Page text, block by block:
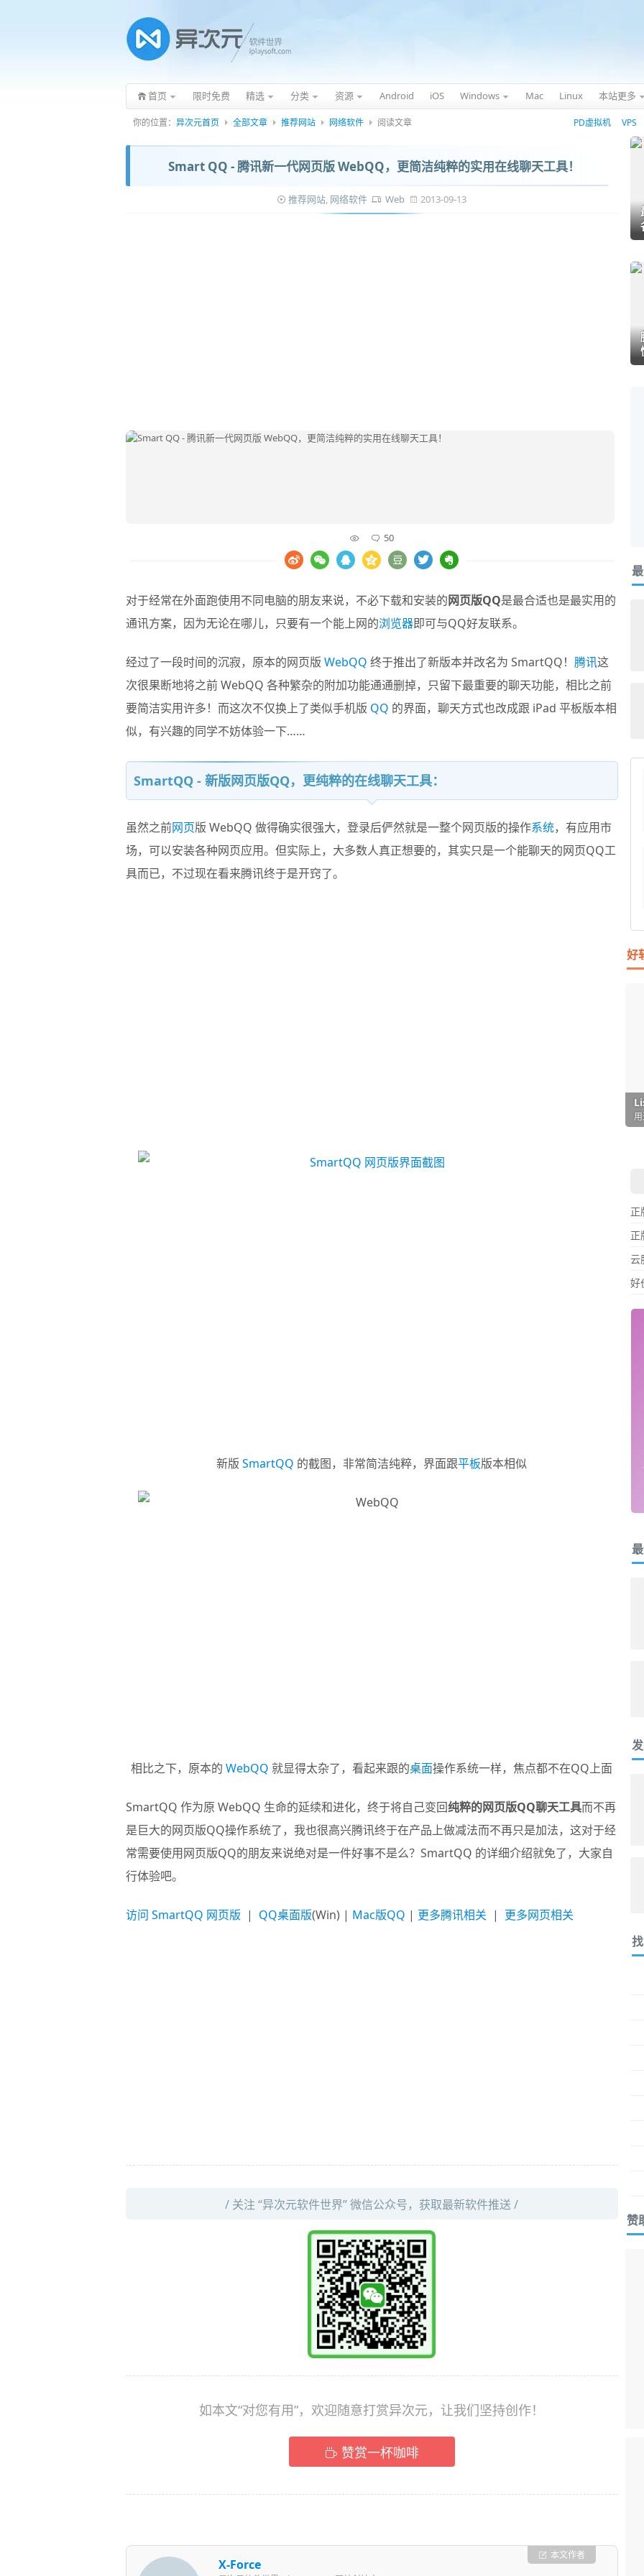
首页 限时免费 精选 分类 资源 Android iOS Windows Mac Linux 本站更多
你的位置： 异次元首页 全部文章 推荐网站 网络软件 阅读文章 PD虚拟机 VPS
Smart QQ - 腾讯新一代网页版 WebQQ，更简洁纯粹的实用在线聊天工具！
推荐网站, 网络软件 Web 2013-09-13
50
对于经常在外面跑使用不同电脑的朋友来说，不必下载和安装的网页版QQ是最合适也是最实用的
通讯方案，因为无论在哪儿，只要有一个能上网的浏览器即可与QQ好友联系。
经过了一段时间的沉寂，原本的网页版 WebQQ 终于推出了新版本并改名为 SmartQQ！ 腾讯这
次很果断地将之前 WebQQ 各种繁杂的附加功能通通删掉，只留下最重要的聊天功能，相比之前
要简洁实用许多！而这次不仅换上了类似手机版 QQ 的界面，聊天方式也改成跟 iPad 平板版本相
似，有兴趣的同学不妨体验一下……
SmartQQ - 新版网页版QQ，更纯粹的在线聊天工具：
虽然之前网页版 WebQQ 做得确实很强大，登录后俨然就是一整个网页版的操作系统，有应用市
场，可以安装各种网页应用。但实际上，大多数人真正想要的，其实只是一个能聊天的网页QQ工
具而已，不过现在看来腾讯终于是开窍了。
新版 SmartQQ 的截图，非常简洁纯粹，界面跟平板版本相似
相比之下，原本的 WebQQ 就显得太杂了，看起来跟的桌面操作系统一样，焦点都不在QQ上面
SmartQQ 作为原 WebQQ 生命的延续和进化，终于将自己变回纯粹的网页版QQ聊天工具而不再
是巨大的网页版QQ操作系统了，我也很高兴腾讯终于在产品上做减法而不再只是加法，这对于经
常需要使用网页版QQ的朋友来说绝对是一件好事不是么？SmartQQ 的详细介绍就免了，大家自
行体验吧。
访问 SmartQQ 网页版 | QQ桌面版(Win) | Mac版QQ | 更多腾讯相关 | 更多网页相关
/ 关注 “异次元软件世界” 微信公众号，获取最新软件推送 /
如本文“对您有用”，欢迎随意打赏异次元，让我们坚持创作！
赞赏一杯咖啡
X-Force
本文作者
好
正
正
云
好
赞